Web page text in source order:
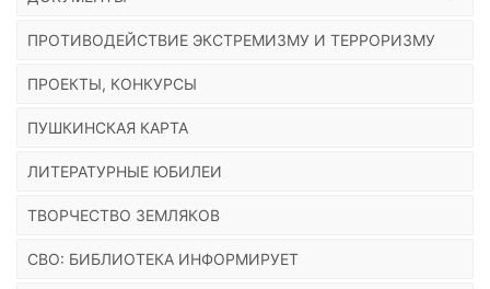
ПРОТИВОДЕЙСТВИЕ ЭКСТРЕМИЗМУ И ТЕРРОРИЗМУ
ПРОЕКТЫ, КОНКУРСЫ
ПУШКИНСКАЯ КАРТА
ЛИТЕРАТУРНЫЕ ЮБИЛЕИ
ТВОРЧЕСТВО ЗЕМЛЯКОВ
СВО: БИБЛИОТЕКА ИНФОРМИРУЕТ